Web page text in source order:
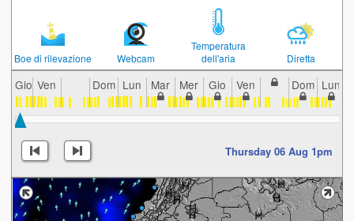
Boe di rilevazione Webcam
Temperatura
dell'aria
Diretta
Gio Ven Dom Lun Mar Mer Gio Ven Dom Lun
Thursday 06 Aug 1pm